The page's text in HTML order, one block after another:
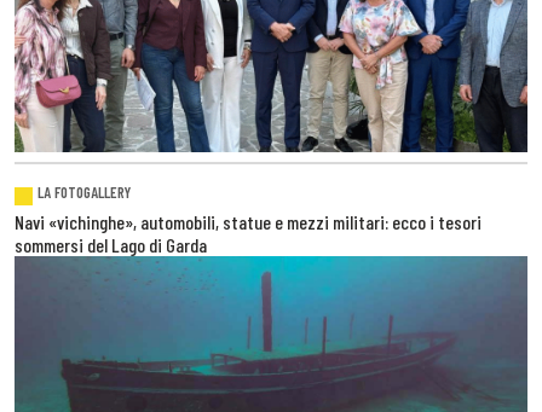
LA FOTOGALLERY
Navi «vichinghe», automobili, statue e mezzi militari: ecco i tesori
sommersi del Lago di Garda